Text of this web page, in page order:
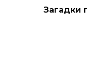
Загадки